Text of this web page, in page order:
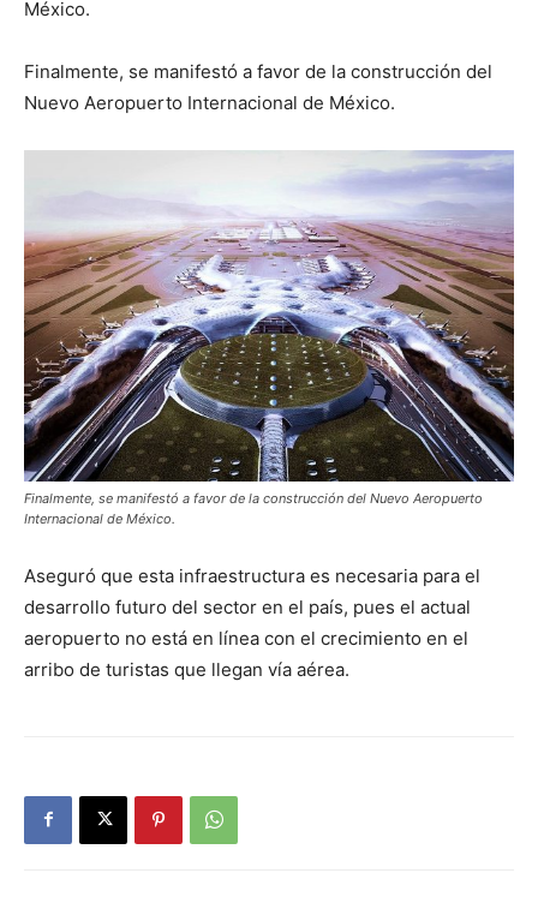
México.
Finalmente, se manifestó a favor de la construcción del
Nuevo Aeropuerto Internacional de México.
Finalmente, se manifestó a favor de la construcción del Nuevo Aeropuerto
Internacional de México.
Aseguró que esta infraestructura es necesaria para el
desarrollo futuro del sector en el país, pues el actual
aeropuerto no está en línea con el crecimiento en el
arribo de turistas que llegan vía aérea.